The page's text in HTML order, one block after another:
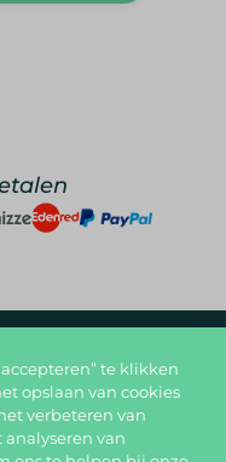
10
te klikken
opslaan van cookies
verbeteren van
van